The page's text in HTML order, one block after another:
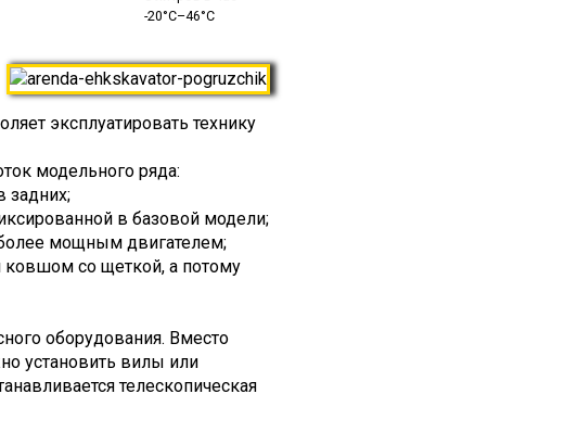
-20°С–46°С
эксплуатировать технику
модельного ряда:
задних;
в базовой модели;
более мощным двигателем;
со щеткой, а потому
оборудования. Вместо
установить вилы или
телескопическая